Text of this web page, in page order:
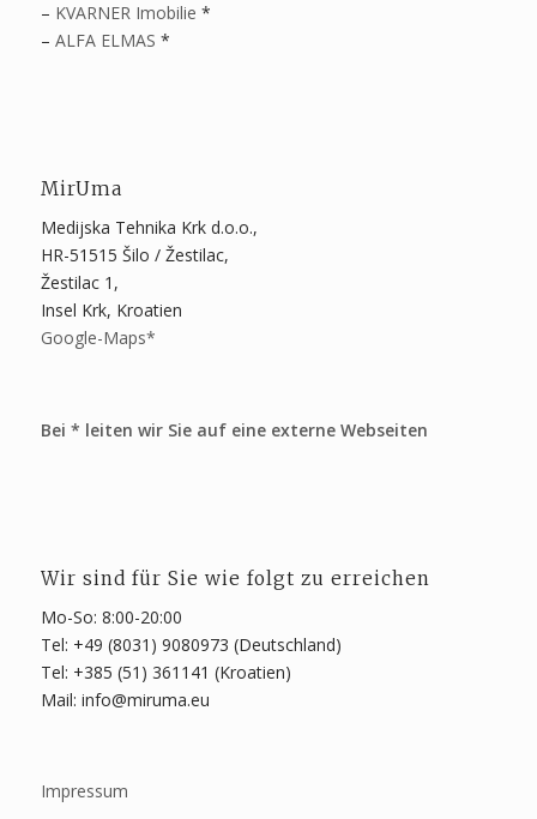
– KVARNER Imobilie *
– ALFA ELMAS *
MirUma
Medijska Tehnika Krk d.o.o.,
HR-51515 Šilo / Žestilac,
Žestilac 1,
Insel Krk, Kroatien
Google-Maps*
Bei * leiten wir Sie auf eine externe Webseiten
Wir sind für Sie wie folgt zu erreichen
Mo-So: 8:00-20:00
Tel: +49 (8031) 9080973 (Deutschland)
Tel: +385 (51) 361141 (Kroatien)
Mail: info@miruma.eu
Impressum